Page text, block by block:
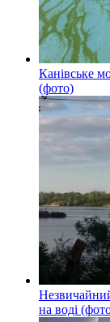
Канівське
(фото)
на воді